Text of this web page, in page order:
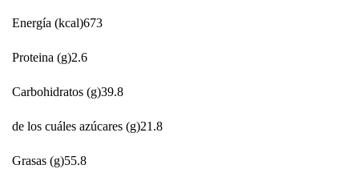
Energía (kcal)673
Proteina (g)2.6
Carbohidratos (g)39.8
de los cuáles azúcares (g)21.8
Grasas (g)55.8